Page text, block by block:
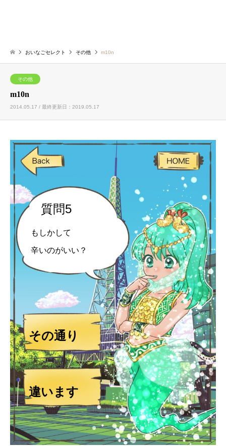
おいなごセレクト その他 m10n
その他
m10n
2014.05.17 / 最終更新日：2019.05.17
質問5
もしかして
辛いのがいい？
その通り
違います